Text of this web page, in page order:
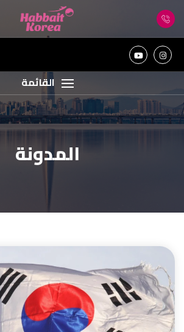
القائمة
المدونة